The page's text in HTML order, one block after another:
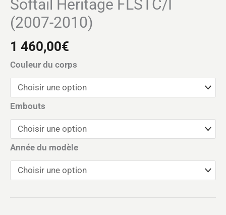
Softail Heritage FLSTC/I
(2007-2010)
1 460,00€
Couleur du corps
Embouts
Année du modèle